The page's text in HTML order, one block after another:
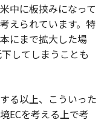
中に板挟みになって
えられています。特
にまで拡大した場
してしまうことも
る以上、こういった
ECを考える上で考